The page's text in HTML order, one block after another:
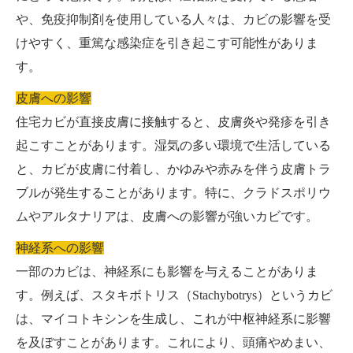
や、免疫抑制剤を使用している人々は、カビの影響を受
けやすく、重篤な感染症を引き起こす可能性がありま
す。
皮膚への影響
住宅カビが直接皮膚に接触すると、皮膚炎や発疹を引き
起こすことがあります。湿気の多い環境で生活している
と、カビが皮膚に付着し、かゆみや赤みを伴う皮膚トラ
ブルが発生することがあります。特に、クラドスポリウ
ムやアルタナリアは、皮膚への影響が強いカビです。
神経系への影響
一部のカビは、神経系にも影響を与えることがありま
す。例えば、スタキボトリス（Stachybotrys）というカビ
は、マイコトキシンを生成し、これが中枢神経系に影響
を及ぼすことがあります。これにより、頭痛やめまい、